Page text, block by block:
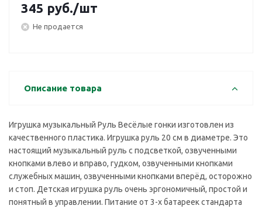
345 руб./шт
Не продается
Описание товара
Игрушка музыкальный Руль Весёлые гонки изготовлен из
качественного пластика. Игрушка руль 20 см в диаметре. Это
настоящий музыкальный руль с подсветкой, озвученными
кнопками влево и вправо, гудком, озвученными кнопками
служебных машин, озвученными кнопками вперёд, осторожно
и стоп. Детская игрушка руль очень эргономичный, простой и
понятный в управлении. Питание от 3-х батареек стандарта